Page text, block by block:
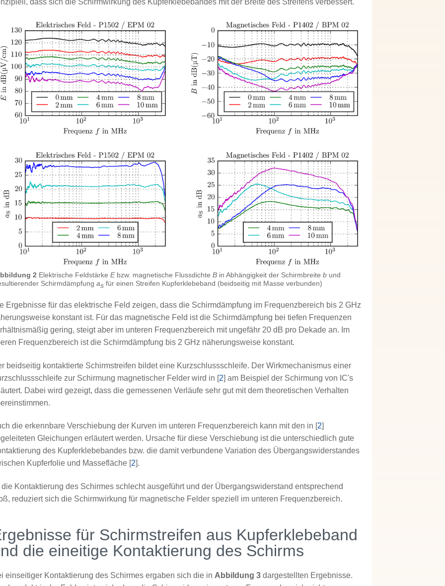
2 Elektrische FeldstärkeEbzw. magnetische FlussdichteB in Abhängigkeit der Schirmbreiteb und
Schirmdämpfungas für einen Streifen Kupferklebeband (beidseitig mit Masse verbunden)
Ergebnisse für das elektrische Feld zeigen, dass die Schirmdämpfung im Frequenzbereich bis 2 GHz
konstant ist. Für das magnetische Feld ist die Schirmdämpfung bei tiefen Frequenzen
gering, steigt aber im unteren Frequenzbereich mit ungefähr 20 dB pro Dekade an. Im
Frequenzbereich ist die Schirmdämpfung bis 2 GHz näherungsweise konstant.
beidseitig kontaktierte Schirmstreifen bildet eine Kurzschlussschleife. Der Wirkmechanismus einer
zur Schirmung magnetischer Felder wird in [2] am Beispiel der Schirmung von IC's
Dabei wird gezeigt, dass die gemessenen Verläufe sehr gut mit dem theoretischen Verhalten
die erkennbare Verschiebung der Kurven im unteren Frequenzbereich kann mit den in [2]
Gleichungen erläutert werden. Ursache für diese Verschiebung ist die unterschiedlich gute
des Kupferklebebandes bzw. die damit verbundene Variation des Übergangswiderstandes
Kupferfolie und Massefläche [2].
die Kontaktierung des Schirmes schlecht ausgeführt und der Übergangswiderstand entsprechend
reduziert sich die Schirmwirkung für magnetische Felder speziell im unteren Frequenzbereich.
für Schirmstreifen aus Kupferklebeband
die eineitige Kontaktierung des Schirms
einseitiger Kontaktierung des Schirmes ergaben sich die in Abbildung 3 dargestellten Ergebnisse.